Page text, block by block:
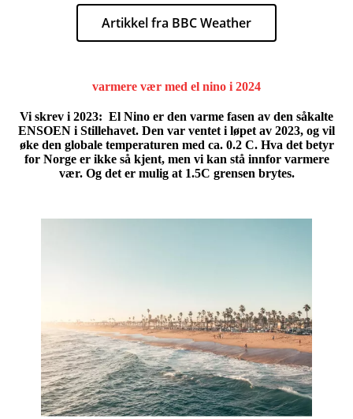
Artikkel fra BBC Weather
varmere vær med el nino i 2024
Vi skrev i 2023: El Nino er den varme fasen av den såkalte
ENSOEN i Stillehavet. Den var ventet i løpet av 2023, og vil
øke den globale temperaturen med ca. 0.2 C. Hva det betyr
for Norge er ikke så kjent, men vi kan stå innfor varmere
vær. Og det er mulig at 1.5C grensen brytes.